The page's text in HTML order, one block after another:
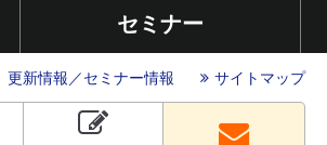
セミナー
更新情報 ／セミナー情報 サイトマップ